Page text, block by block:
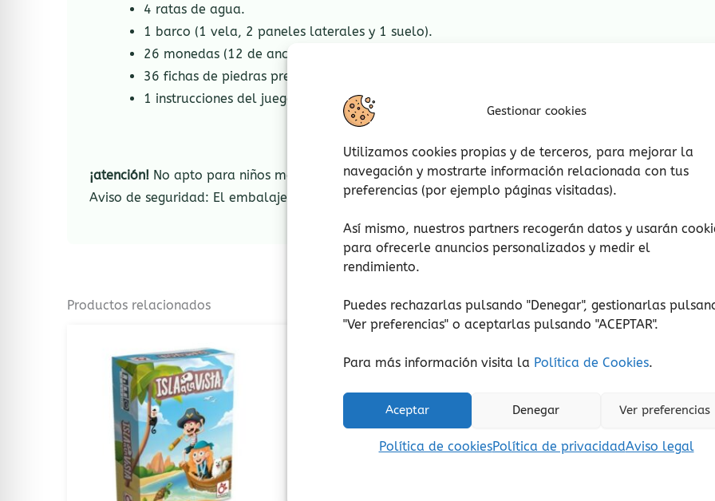
Gestionar cookies
Utilizamos cookies propias y de terceros, para mejorar la
navegación y mostrarte información relacionada con tus
preferencias (por ejemplo páginas visitadas).
Así mismo, nuestros partners recogerán datos y usarán
para ofrecerle anuncios personalizados y medir el
rendimiento.
Puedes rechazarlas pulsando "Denegar", gestionarlas
"Ver preferencias" o aceptarlas pulsando "ACEPTAR".
Para más información visita la Política de Cookies.
Aceptar Denegar Ver preferencias
Política de cookiesPolítica de privacidadAviso legal
4 ratas de agua.
1 barco (1 vela, 2 paneles laterales y 1 suelo).
26 monedas (12 de ancla, 7 de pulpo y 7 de calavera).
36 fichas de piedras preciosas (9 de cada color: amarillo, rosa, azul y verde).
1 instrucciones del juego.
¡atención! No apto para niños menores de 3 años, peligro de asfixia por piezas pequeñas.
Aviso de seguridad: El embalaje no es un juguete. Retire el embalaje antes de jugar.
Productos relacionados